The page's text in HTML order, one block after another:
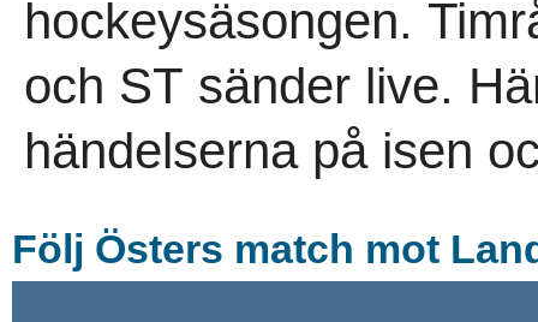
hockeysäsongen.
och ST sänder live.
händelserna på isen
Följ Östers match mot